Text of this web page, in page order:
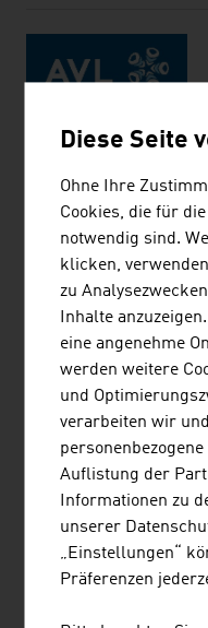
AVL LIST GMBH
AVL ist das weltweit
Entwicklung,
Antriebssystemen für
Motoren,
Fahrzeug.
BINDERHOLZ
Der Sägewerksbetrieb
für
Profilholz, ein- und
Massivholzplatten,
binderholz
Diese Seite
Ohne Ihre
Cookies, die für
notwendig sind.
klicken,
zu
Inhalte
eine angenehme
werden weitere
und
verarbeiten wir
Auflistung der
Informationen zu
unserer
„Einstellungen“
Präferenzen